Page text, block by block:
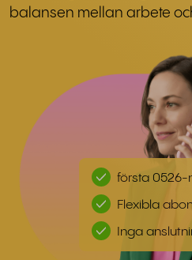
balansen mellan arbete
första 0526-
Flexibla
Inga